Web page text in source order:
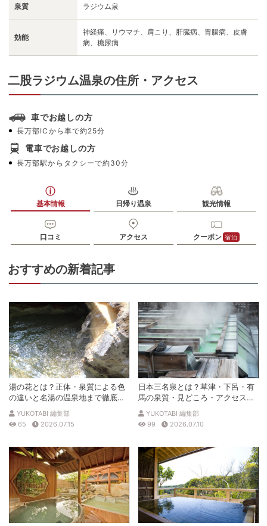
泉質 ラジウム泉
効能
神経痛、リウマチ、肩こり、肝臓病、胃腸病、皮膚
病、糖尿病
二股ラジウム温泉の住所・アクセス
車でお越しの方
長万部ICから車で約25分
電車でお越しの方
長万部駅からタクシーで約30分
基本情報 日帰り温泉 観光情報
口コミ アクセス クーポン 宿泊
おすすめの新着記事
湯の花とは？正体・泉質による色
の違いと名湯の温泉地まで徹底解
説
YUKOTABI 編集部
65
2026.07.15
日本三名泉とは？草津・下呂・有
馬の泉質・見どころ・アクセスを
徹底解説
YUKOTABI 編集部
99
2026.07.10